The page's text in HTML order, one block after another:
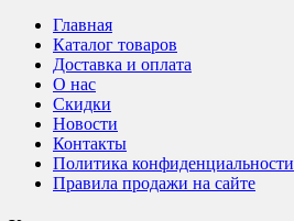
Главная
Каталог товаров
Доставка и оплата
О нас
Скидки
Новости
Контакты
Политика конфиденциальности
Правила продажи на сайте